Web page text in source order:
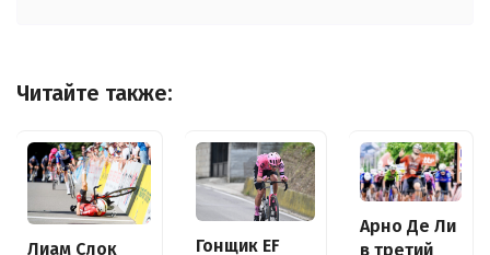
Читайте также:
Лиам Слок
Гонщик EF
Арно Де Ли
в третий